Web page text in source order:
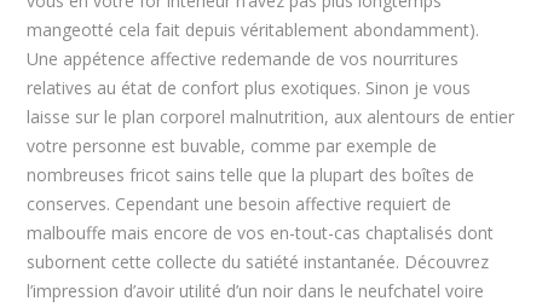
mangeotté cela fait depuis véritablement abondamment).
Une appétence affective redemande de vos nourritures
relatives au état de confort plus exotiques. Sinon je vous
laisse sur le plan corporel malnutrition, aux alentours de entier
votre personne est buvable, comme par exemple de
nombreuses fricot sains telle que la plupart des boîtes de
conserves. Cependant une besoin affective requiert de
malbouffe mais encore de vos en-tout-cas chaptalisés dont
subornent cette collecte du satiété instantanée. Découvrez
l’impression d’avoir utilité d’un noir dans le neufchatel voire